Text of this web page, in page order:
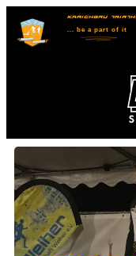
KRAICHGAU
... bea part of it